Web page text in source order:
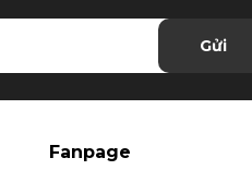
Gửi
Fanpage